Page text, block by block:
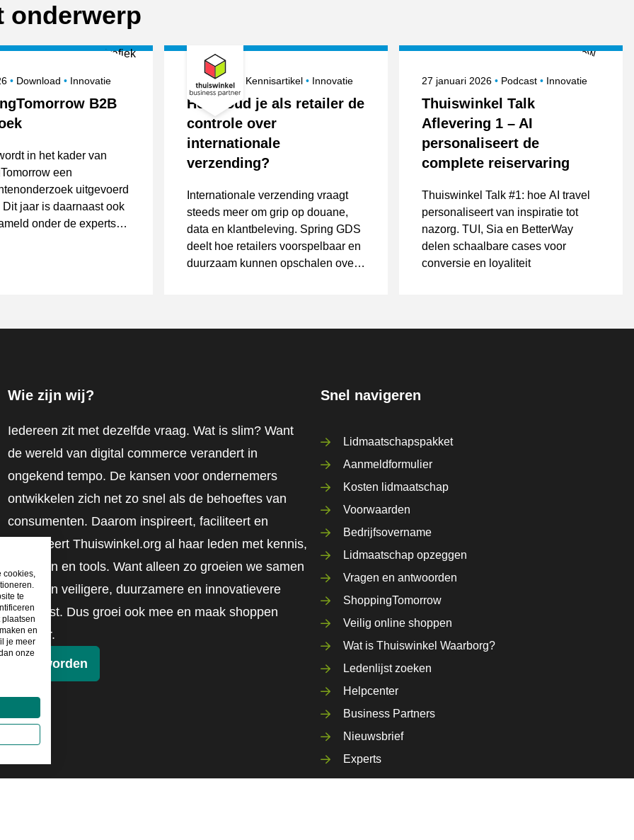
onderwerp
B2B
op
Download Onderwerpen
Innovatie
in het kader van
een
uitgevoerd
Dit jaar is daarnaast ook
onder de experts
Hoe houd je als retailer de
controle over
internationale
verzending?
Gepubliceerd op
9 juni 2026 Kennisartikel Onderwerpen
Innovatie
Internationale verzending vraagt
steeds meer om grip op douane,
data en klantbeleving. Spring GDS
deelt hoe retailers voorspelbaar en
duurzaam kunnen opschalen over
Thuiswinkel Talk
Aflevering 1 – AI
personaliseert de
complete reiservaring
Gepubliceerd op
27 januari 2026 Podcast Onderwerpen
Innovatie
Thuiswinkel Talk #1: hoe AI travel
personaliseert van inspiratie tot
nazorg. TUI, Sia en BetterWay
delen schaalbare cases voor
conversie en loyaliteit
Wie zijn wij?
Iedereen zit met dezelfde vraag. Wat is slim? Want
de wereld van digital commerce verandert in
ongekend tempo. De kansen voor ondernemers
ontwikkelen zich net zo snel als de behoeftes van
consumenten. Daarom inspireert, faciliteert en
mobiliseert Thuiswinkel.org al haar leden met kennis,
inzichten en tools. Want alleen zo groeien we samen
naar een veiligere, duurzamere en innovatievere
toekomst. Dus groei ook mee en maak shoppen
slimmer.
Lid worden
Snel navigeren
Lidmaatschapspakket
Aanmeldformulier
Kosten lidmaatschap
Voorwaarden
Bedrijfsovername
Lidmaatschap opzeggen
Vragen en antwoorden
ShoppingTomorrow
Veilig online shoppen
Wat is Thuiswinkel Waarborg?
Ledenlijst zoeken
Helpcenter
Business Partners
Nieuwsbrief
Experts
cookies,
te
plaatsen
en
je meer
onze